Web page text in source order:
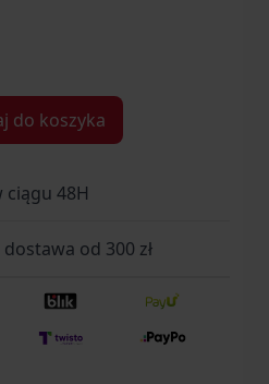
Essentials, USA
do koszyka
ciągu 48H
od 300 zł